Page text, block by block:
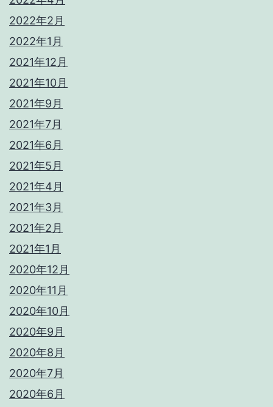
2022年2月
2022年1月
2021年12月
2021年10月
2021年9月
2021年7月
2021年6月
2021年5月
2021年4月
2021年3月
2021年2月
2021年1月
2020年12月
2020年11月
2020年10月
2020年9月
2020年8月
2020年7月
2020年6月